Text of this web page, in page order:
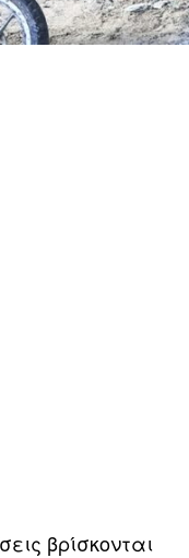
βρίσκονται